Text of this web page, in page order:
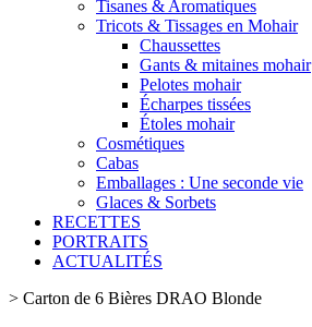
Tisanes & Aromatiques
Tricots & Tissages en Mohair
Chaussettes
Gants & mitaines mohair
Pelotes mohair
Écharpes tissées
Étoles mohair
Cosmétiques
Cabas
Emballages : Une seconde vie
Glaces & Sorbets
RECETTES
PORTRAITS
ACTUALITÉS
> Carton de 6 Bières DRAO Blonde